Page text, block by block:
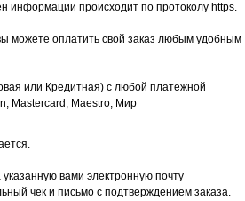
информации происходит по протоколу https.
можете оплатить свой заказ любым удобным
или Кредитная) с любой платежной
Mastercard, Maestro, Мир
вами электронную почту
чек и письмо с подтверждением заказа.